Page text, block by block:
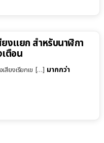
งแยก สำหรับนาฬิกา
ตือน
เสียงเรียกเข […] มากกว่า